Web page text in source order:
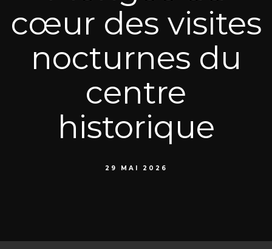
cœur des visites
nocturnes du
centre
historique
29 MAI 2026